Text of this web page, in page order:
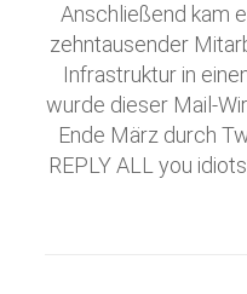
Anschließend kam
zehntausender
Infrastruktur in
wurde dieser Mail-
Ende März durch
REPLY ALL you